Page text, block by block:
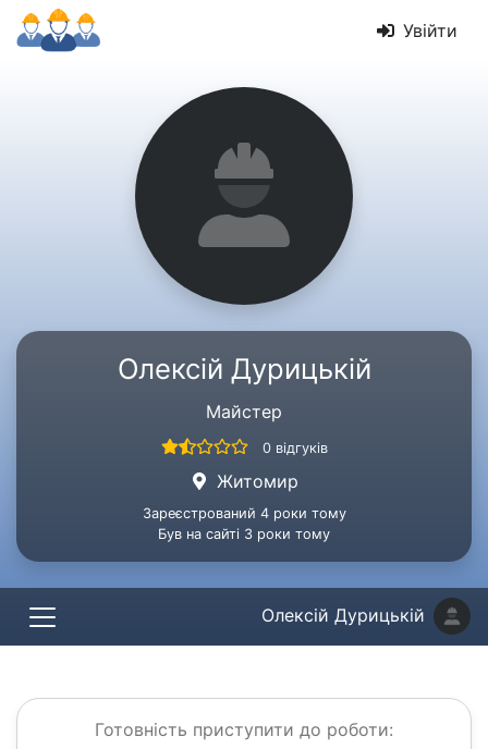
Увійти
Олексій Дурицькій
Майстер
0 відгуків
Житомир
Зареєстрований 4 роки тому
Був на сайті 3 роки тому
Олексій Дурицькій
Готовність приступити до роботи: